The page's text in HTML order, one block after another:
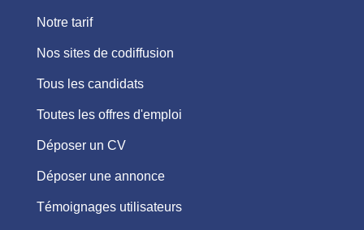
Notre tarif
Nos sites de codiffusion
Tous les candidats
Toutes les offres d'emploi
Déposer un CV
Déposer une annonce
Témoignages utilisateurs